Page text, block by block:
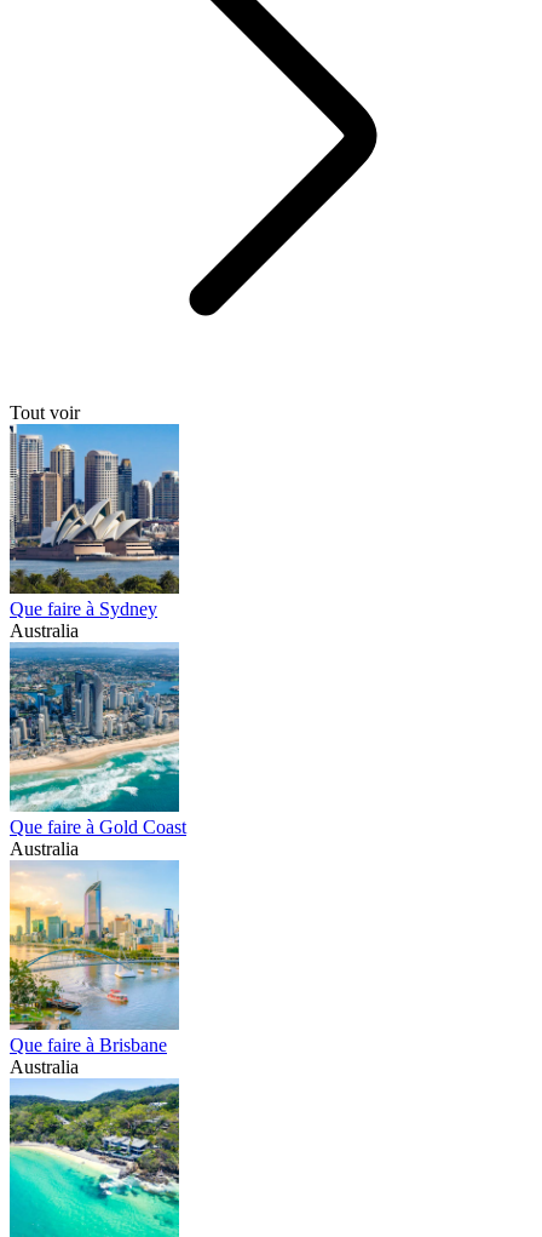
Tout voir
Que faire à Sydney
Australia
Que faire à Gold Coast
Australia
Que faire à Brisbane
Australia